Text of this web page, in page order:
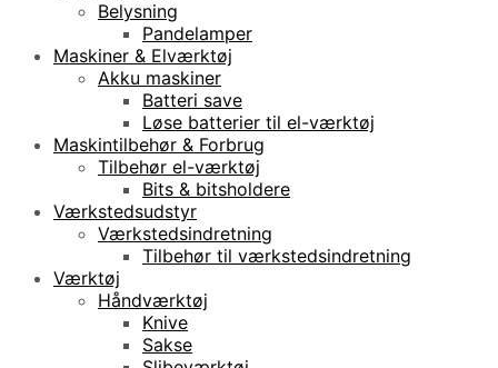
Belysning
Pandelamper
Maskiner & Elværktøj
Akku maskiner
Batteri save
Løse batterier til el-værktøj
Maskintilbehør & Forbrug
Tilbehør el-værktøj
Bits & bitsholdere
Værkstedsudstyr
Værkstedsindretning
Tilbehør til værkstedsindretning
Værktøj
Håndværktøj
Knive
Sakse